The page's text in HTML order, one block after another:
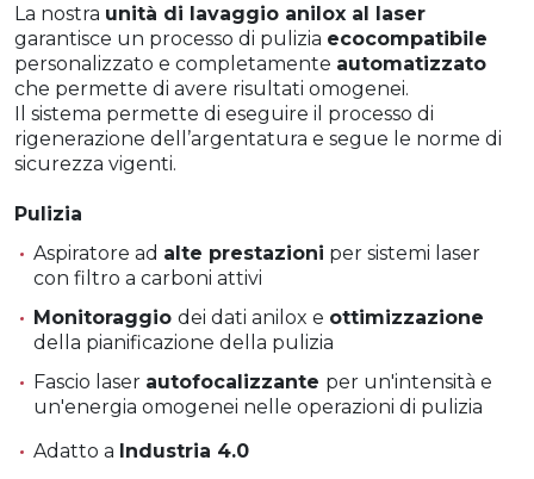
La nostra unità di lavaggio anilox al laser
garantisce un processo di pulizia ecocompatibile
personalizzato e completamente automatizzato
che permette di avere risultati omogenei.
Il sistema permette di eseguire il processo di
rigenerazione dell’argentatura e segue le norme di
sicurezza vigenti.
Pulizia
Aspiratore ad alte prestazioni per sistemi laser
con filtro a carboni attivi
Monitoraggio dei dati anilox e ottimizzazione
della pianificazione della pulizia
Fascio laser autofocalizzante per un'intensità e
un'energia omogenei nelle operazioni di pulizia
Adatto a Industria 4.0